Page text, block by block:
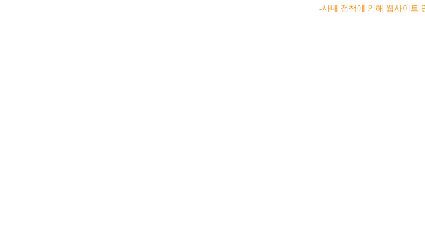
-사내 정책에 의해 웹사이트